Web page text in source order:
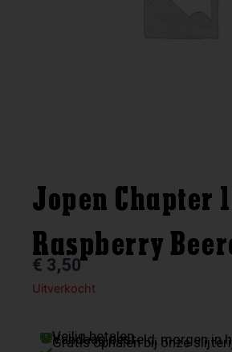
Jopen Chapter
Raspberry
€ 3,50
Uitverkocht
Veilig betalen
Vandaag besteld, morgen in
Gratis ophalen bij onze